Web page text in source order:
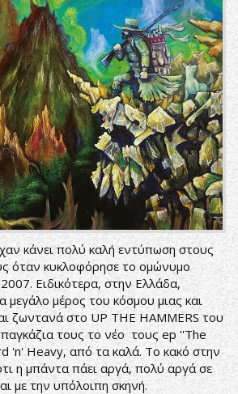
κάνει πολύ καλή εντύπωση στους
όταν κυκλοφόρησε το ομώνυμο
Ειδικότερα, στην Ελλάδα,
μέρος του κόσμου μιας και
ζωντανά στο UP THE HAMMERS του
τους το νέο τους ep ''The
'n' Heavy, από τα καλά. Το κακό στην
η μπάντα πάει αργά, πολύ αργά σε
με την υπόλοιπη σκηνή.